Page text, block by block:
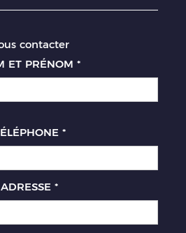
contacter
ET PRÉNOM *
*
ADRESSE *